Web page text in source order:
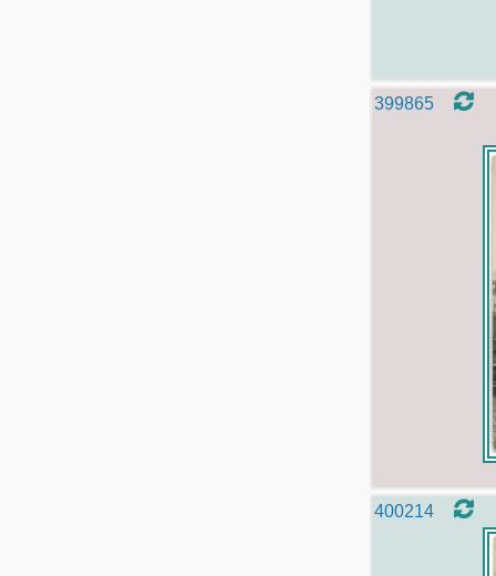
399865
400214